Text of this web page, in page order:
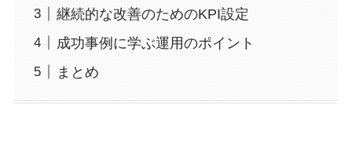
継続的な改善のためのKPI設定
成功事例に学ぶ運用のポイント
まとめ